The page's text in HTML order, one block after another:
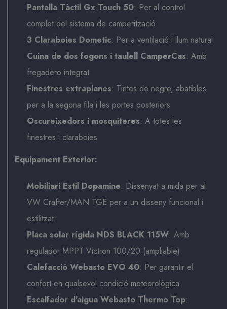
Pantalla Tàctil Gx Touch 50: Per al control
complet del sistema de camperització
3 Claraboies Dometic: Per a ventilació i llum natural
Cuina de dos fogons i taulell CamperCas: Amb
fregadero integrat
Finestres extraplanes: Tintes de negre, abatibles
per a la segona fila i les portes posteriors
Oscureixedors i mosquiteres: A totes les
finestres i claraboies
Equipament Exterior:
Mobiliari Estil Dopamine: Dissenyat a mida per al
VW Crafter/MAN TGE per a un disseny funcional i
estilitzat
Placa solar rígida NDS BLACK 115W: Amb
regulador MPPT Victron 100/20 (ampliable)
Calefacció Webasto EVO 40: Per garantir el
confort en qualsevol condició meteorològica
Escalfador d'aigua Webasto Thermo Top: